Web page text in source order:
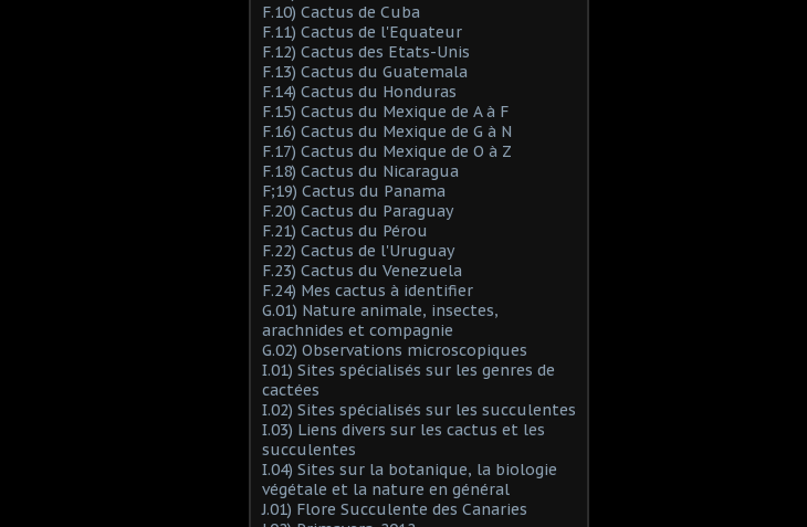
F.10) Cactus de Cuba
F.11) Cactus de l'Equateur
F.12) Cactus des Etats-Unis
F.13) Cactus du Guatemala
F.14) Cactus du Honduras
F.15) Cactus du Mexique de A à F
F.16) Cactus du Mexique de G à N
F.17) Cactus du Mexique de O à Z
F.18) Cactus du Nicaragua
F;19) Cactus du Panama
F.20) Cactus du Paraguay
F.21) Cactus du Pérou
F.22) Cactus de l'Uruguay
F.23) Cactus du Venezuela
F.24) Mes cactus à identifier
G.01) Nature animale, insectes,
arachnides et compagnie
G.02) Observations microscopiques
I.01) Sites spécialisés sur les genres de
cactées
I.02) Sites spécialisés sur les succulentes
I.03) Liens divers sur les cactus et les
succulentes
I.04) Sites sur la botanique, la biologie
végétale et la nature en général
J.01) Flore Succulente des Canaries